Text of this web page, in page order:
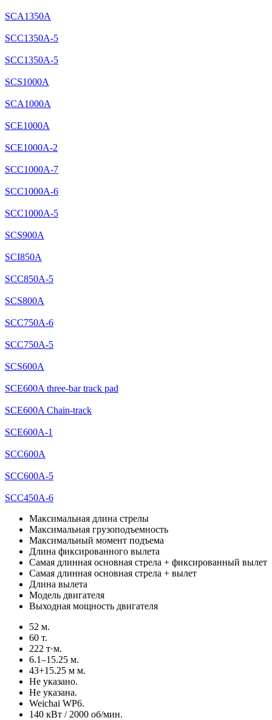
SCA1350A
SCC1350A-5
SCC1350A-5
SCS1000A
SCA1000A
SCE1000A
SCE1000A-2
SCC1000A-7
SCC1000A-6
SCC1000A-5
SCS900A
SCI850A
SCC850A-5
SCS800A
SCC750A-6
SCC750A-5
SCS600A
SCE600A three-bar track pad
SCE600A Chain-track
SCE600A-1
SCC600A
SCC600A-5
SCC450A-6
Максимальная длина стрелы
Максимальная грузоподъемность
Максимальный момент подъема
Длина фиксированного вылета
Самая длинная основная стрела + фиксированный вылет
Самая длинная основная стрела + вылет
Длина вылета
Модель двигателя
Выходная мощность двигателя
52 м.
60 т.
222 т·м.
6.1–15.25 м.
43+15.25 м м.
Не указано.
Не указана.
Weichai WP6.
140 кВт / 2000 об/мин.